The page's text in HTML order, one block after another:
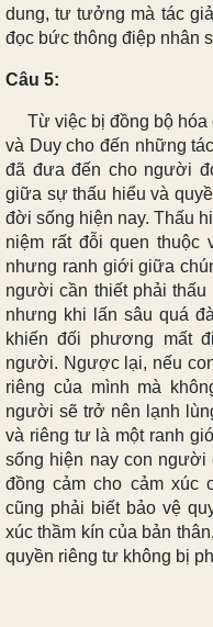
dung, tư tưởng mà tác
đọc bức thông điệp nhân
Câu 5:
Từ việc bị đồng bộ hóa
và Duy cho đến những
đã đưa đến cho người
giữa sự thấu hiểu và
đời sống hiện nay. Thấu
niệm rất đỗi quen
nhưng ranh giới giữa
người cần thiết phải
nhưng khi lấn sâu quá
khiến đối phương mất
người. Ngược lại, nếu
riêng của mình mà
người sẽ trở nên lạnh
và riêng tư là một ranh
sống hiện nay con người
đồng cảm cho cảm xúc
cũng phải biết bảo vệ
xúc thầm kín của bản
quyền riêng tư không bị